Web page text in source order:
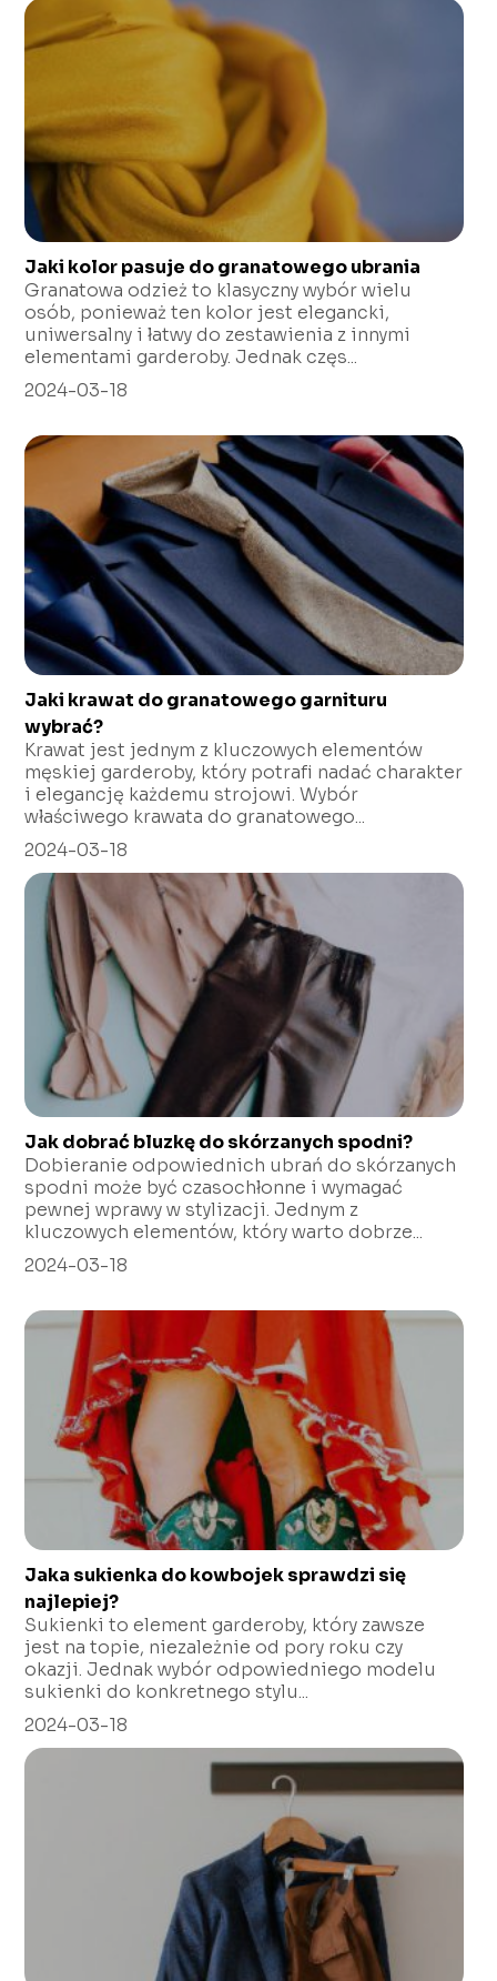
Jaki kolor pasuje do granatowego ubrania
Granatowa odzież to klasyczny wybór wielu
osób, ponieważ ten kolor jest elegancki,
uniwersalny i łatwy do zestawienia z innymi
elementami garderoby. Jednak częs...
2024-03-18
Jaki krawat do granatowego garnituru
wybrać?
Krawat jest jednym z kluczowych elementów
męskiej garderoby, który potrafi nadać charakter
i elegancję każdemu strojowi. Wybór
właściwego krawata do granatowego...
2024-03-18
Jak dobrać bluzkę do skórzanych spodni?
Dobieranie odpowiednich ubrań do skórzanych
spodni może być czasochłonne i wymagać
pewnej wprawy w stylizacji. Jednym z
kluczowych elementów, który warto dobrze...
2024-03-18
Jaka sukienka do kowbojek sprawdzi się
najlepiej?
Sukienki to element garderoby, który zawsze
jest na topie, niezależnie od pory roku czy
okazji. Jednak wybór odpowiedniego modelu
sukienki do konkretnego stylu...
2024-03-18